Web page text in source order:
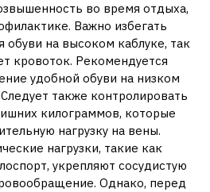
во время отдыха,
Важно избегать
обуви на высоком каблуке, так
кровоток. Рекомендуется
удобной обуви на низком
также контролировать
килограммов, которые
нагрузку на вены.
нагрузки, такие как
укрепляют сосудистую
Однако, перед